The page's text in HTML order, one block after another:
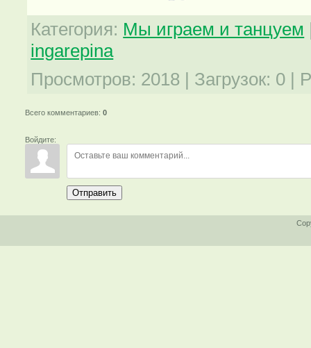
Категория: Мы играем и танцуем
ingarepina
Просмотров: 2018 | Загрузок: 0 |
Всего комментариев:0
Войдите:
Отправить